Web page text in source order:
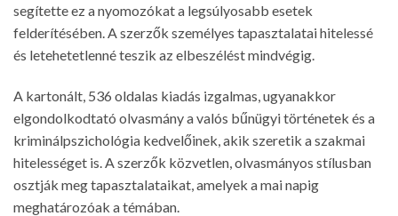
segítette ez a nyomozókat a legsúlyosabb esetek
felderítésében. A szerzők személyes tapasztalatai hitelessé
és letehetetlenné teszik az elbeszélést mindvégig.
A kartonált, 536 oldalas kiadás izgalmas, ugyanakkor
elgondolkodtató olvasmány a valós bűnügyi történetek és a
kriminálpszichológia kedvelőinek, akik szeretik a szakmai
hitelességet is. A szerzők közvetlen, olvasmányos stílusban
osztják meg tapasztalataikat, amelyek a mai napig
meghatározóak a témában.